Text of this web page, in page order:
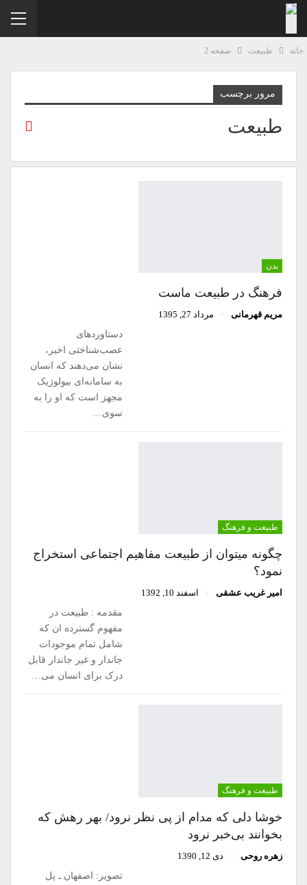
طبیعت صفحه 2
مرور برچسب
طبیعت
بدن
فرهنگ در طبیعت ماست
مریم قهرمانی
مرداد 27, 1395
دستاوردهای
عصب‌شناختی اخیر،
نشان می‌دهند که انسان
به سامانه‌ای بیولوژیک
مجهز است که او را به
سوی…
طبیعت و فرهنگ
چگونه میتوان از طبیعت مفاهیم اجتماعی استخراج
نمود؟
امیر غریب عشقی
اسفند 10, 1392
مقدمه : طبیعت در
مفهوم گسترده ان که
شامل تمام موجودات
جاندار و غیر جاندار قابل
درک برای انسان می…
طبیعت و فرهنگ
خوشا دلی که مدام از پی نظر نرود/ بهر رهش که
بخوانند بی‌خبر نرود
زهره روحی
دی 12, 1390
تصویر: اصفهان ـ پل